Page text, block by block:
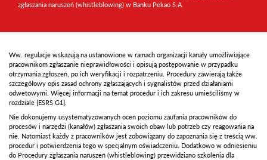
zgłaszania naruszeń (whistleblowing) w Banku Pekao S.A.
Ww. regulacje wskazują na ustanowione w ramach organizacji kanały umożliwiające
pracownikom zgłaszanie nieprawidłowości i opisują postępowanie w przypadku
otrzymania zgłoszeń, po ich weryfikacji i rozpatrzeniu. Procedury zawierają także
szczegółowy opis zasad ochrony zgłaszających i sygnalistów przed działaniami
odwetowymi. Więcej informacji na temat procedur i ich zakresu umieściliśmy w
rozdziale [ESRS G1].
Nie dokonujemy usystematyzowanych ocen poziomu zaufania pracowników do
procesów i narzędzi (kanałów) zgłaszania swoich obaw lub potrzeb czy reagowania na
nie. Natomiast każdy z pracowników jest zobowiązany do zapoznania się z treścią ww.
procedur i potwierdzenia tego w specjalnym oświadczeniu. Dodatkowo w odniesieniu
do Procedury zgłaszania naruszeń (whistleblowing) przewidziano szkolenia dla